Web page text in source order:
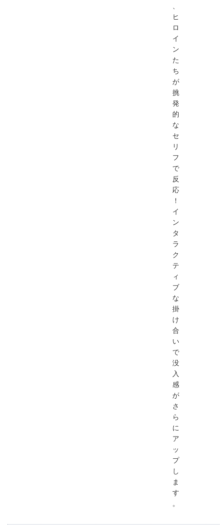
ヒ
ロ
イ
ン
た
ち
が
挑
発
的
な
セ
リ
フ
で
反
応
！
イ
ン
タ
ラ
ク
テ
ィ
ブ
な
掛
け
合
い
で
没
入
感
が
さ
ら
に
ア
ッ
プ
し
ま
す
。